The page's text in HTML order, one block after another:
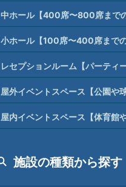
中ホール【400席〜800席まで
小ホール【100席〜400席まで
レセプションルーム【パーティ
屋外イベントスペース【公園や
屋内イベントスペース【体育館
施設の種類から探す